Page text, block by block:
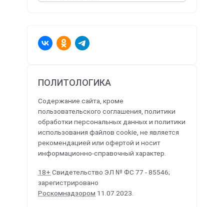
ПОЛИТОЛОГИКА
Содержание сайта, кроме
пользовательского соглашения, политики
обработки персональных данных и политики
использования файлов cookie, не является
рекомендацией или офертой и носит
информационно-справочный характер.
18+ Свидетельство ЭЛ № ФС 77 - 85546;
зарегистрировано
Роскомнадзором 11.07.2023.